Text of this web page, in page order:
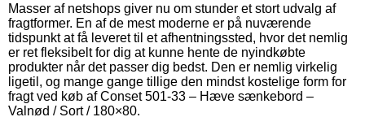
Masser af netshops giver nu om stunder et stort udvalg af
fragtformer. En af de mest moderne er på nuværende
tidspunkt at få leveret til et afhentningssted, hvor det nemlig
er ret fleksibelt for dig at kunne hente de nyindkøbte
produkter når det passer dig bedst. Den er nemlig virkelig
ligetil, og mange gange tillige den mindst kostelige form for
fragt ved køb af Conset 501-33 – Hæve sænkebord –
Valnød / Sort / 180×80.